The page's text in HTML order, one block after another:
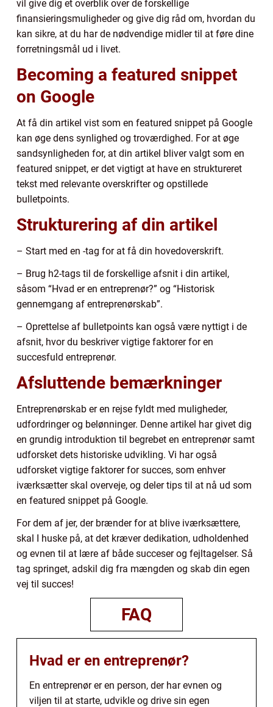
vil give dig et overblik over de forskellige
finansieringsmuligheder og give dig råd om, hvordan du
kan sikre, at du har de nødvendige midler til at føre dine
forretningsmål ud i livet.
Becoming a featured snippet
on Google
At få din artikel vist som en featured snippet på Google
kan øge dens synlighed og troværdighed. For at øge
sandsynligheden for, at din artikel bliver valgt som en
featured snippet, er det vigtigt at have en struktureret
tekst med relevante overskrifter og opstillede
bulletpoints.
Strukturering af din artikel
– Start med en -tag for at få din hovedoverskrift.
– Brug h2-tags til de forskellige afsnit i din artikel,
såsom “Hvad er en entreprenør?” og “Historisk
gennemgang af entreprenørskab”.
– Oprettelse af bulletpoints kan også være nyttigt i de
afsnit, hvor du beskriver vigtige faktorer for en
succesfuld entreprenør.
Afsluttende bemærkninger
Entreprenørskab er en rejse fyldt med muligheder,
udfordringer og belønninger. Denne artikel har givet dig
en grundig introduktion til begrebet en entreprenør samt
udforsket dets historiske udvikling. Vi har også
udforsket vigtige faktorer for succes, som enhver
iværksætter skal overveje, og deler tips til at nå ud som
en featured snippet på Google.
For dem af jer, der brænder for at blive iværksættere,
skal I huske på, at det kræver dedikation, udholdenhed
og evnen til at lære af både succeser og fejltagelser. Så
tag springet, adskil dig fra mængden og skab din egen
vej til succes!
FAQ
Hvad er en entreprenør?
En entreprenør er en person, der har evnen og
viljen til at starte, udvikle og drive sin egen